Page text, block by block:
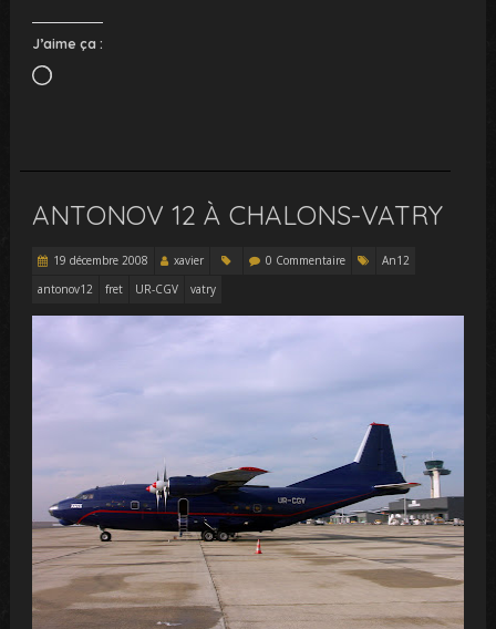
J’aime ça :
Chargement…
ANTONOV 12 À CHALONS-VATRY
19 décembre 2008 xavier 0 Commentaire
An12
antonov12
fret UR-CGV vatry